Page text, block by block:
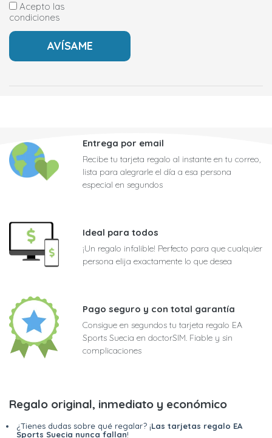
Acepto las
condiciones
Entrega por email
Recibe tu tarjeta regalo al instante en tu correo,
lista para alegrarle el día a esa persona
especial en segundos
Ideal para todos
¡Un regalo infalible! Perfecto para que cualquier
persona elija exactamente lo que desea
Pago seguro y con total garantía
Consigue en segundos tu tarjeta regalo EA
Sports Suecia en doctorSIM. Fiable y sin
complicaciones
Regalo original, inmediato y económico
¿Tienes dudas sobre qué regalar? ¡Las tarjetas regalo EA
Sports Suecia nunca fallan!